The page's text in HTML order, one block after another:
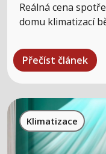
Reálná cena
domu klimatizací
Přečíst článek
Klimatizace